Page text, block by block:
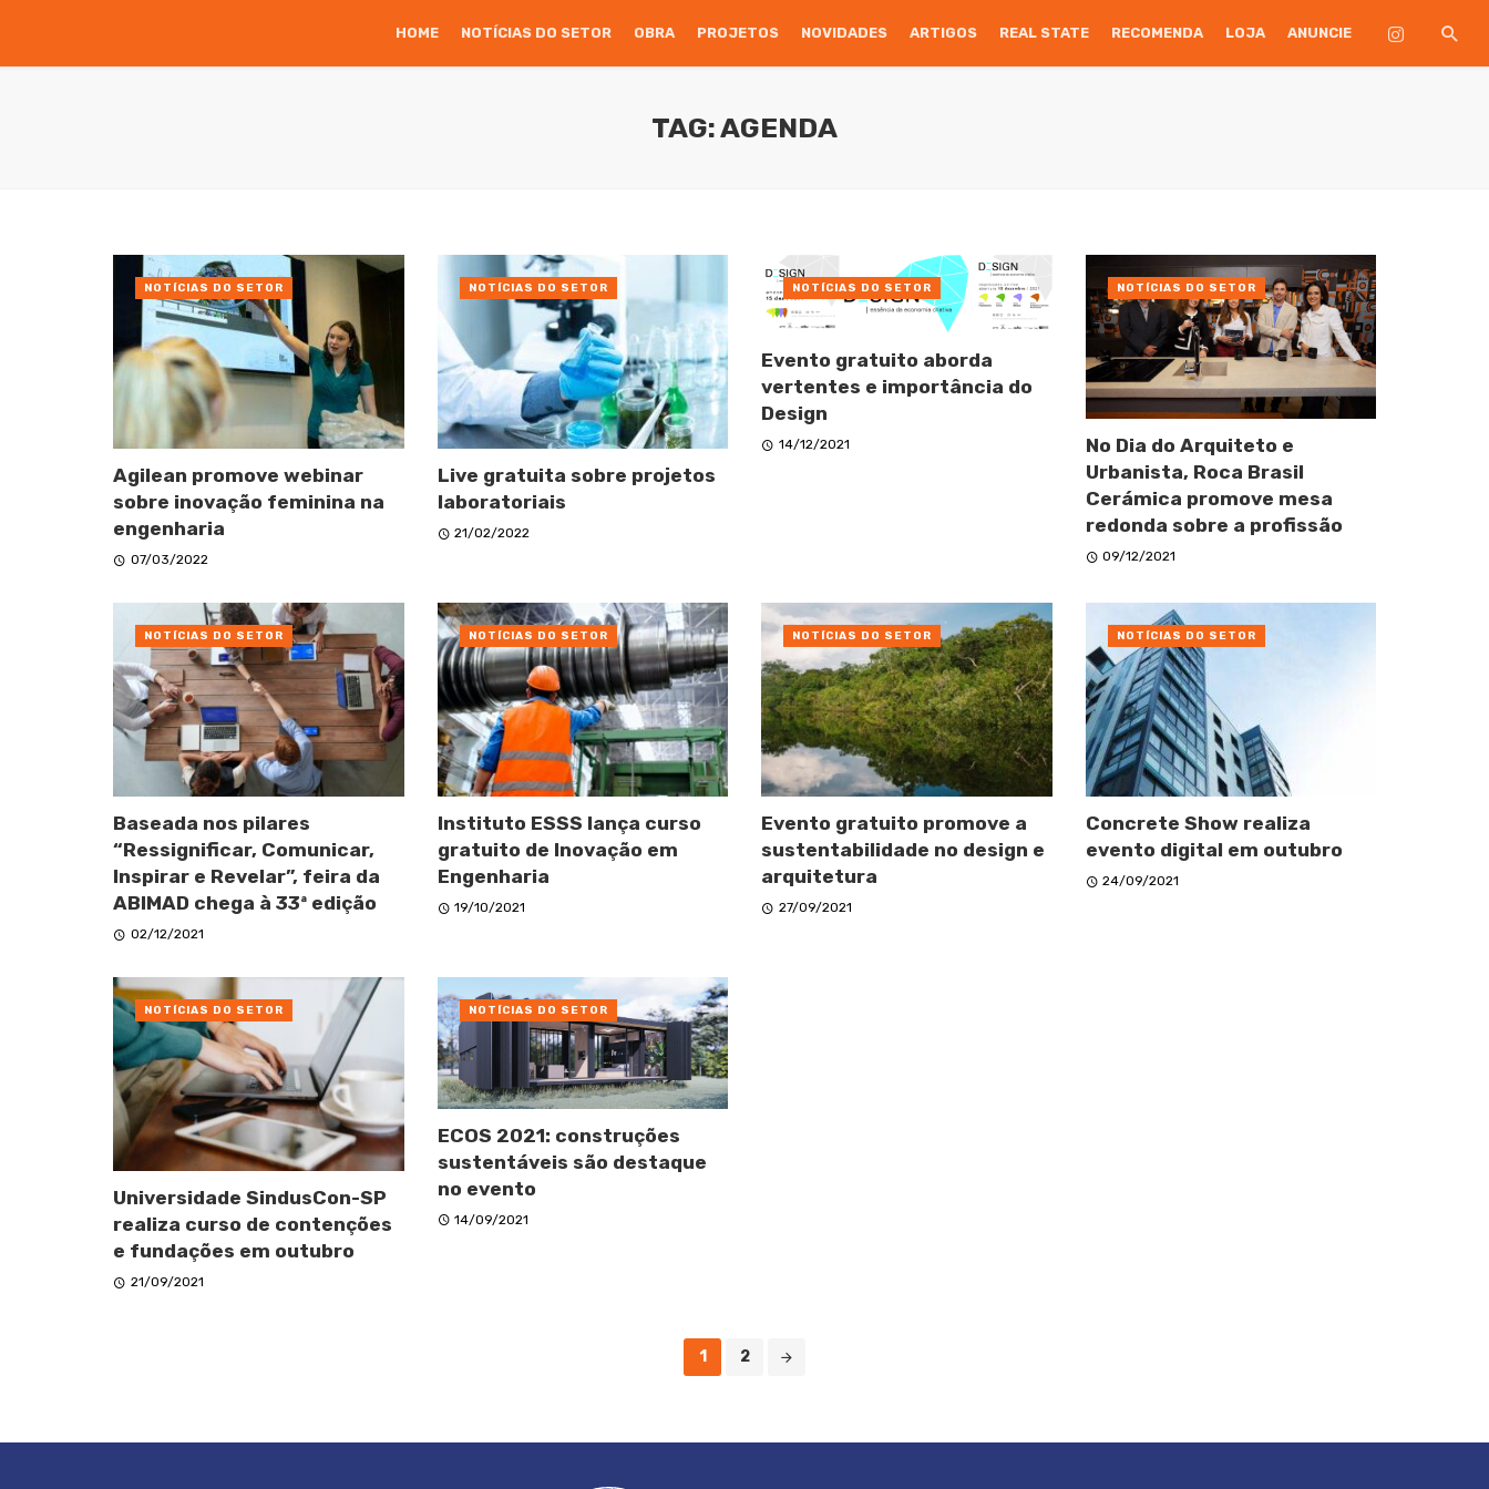
HOME NOTÍCIAS DO SETOR OBRA PROJETOS NOVIDADES ARTIGOS REAL STATE RECOMENDA LOJA ANUNCIE
TAG: AGENDA
Agilean promove webinar
sobre inovação feminina na
engenharia
07/03/2022
NOTÍCIAS DO SETOR
Live gratuita sobre projetos
laboratoriais
21/02/2022
NOTÍCIAS DO SETOR
Evento gratuito aborda
vertentes e importância do
Design
14/12/2021
NOTÍCIAS DO SETOR
No Dia do Arquiteto e
Urbanista, Roca Brasil
Cerámica promove mesa
redonda sobre a profissão
09/12/2021
NOTÍCIAS DO SETOR
Baseada nos pilares
“Ressignificar, Comunicar,
Inspirar e Revelar”, feira da
ABIMAD chega à 33ª edição
02/12/2021
NOTÍCIAS DO SETOR
Instituto ESSS lança curso
gratuito de Inovação em
Engenharia
19/10/2021
NOTÍCIAS DO SETOR
Evento gratuito promove a
sustentabilidade no design e
arquitetura
27/09/2021
NOTÍCIAS DO SETOR
Concrete Show realiza
evento digital em outubro
24/09/2021
NOTÍCIAS DO SETOR
Universidade SindusCon-SP
realiza curso de contenções
e fundações em outubro
21/09/2021
NOTÍCIAS DO SETOR
ECOS 2021: construções
sustentáveis são destaque
no evento
14/09/2021
NOTÍCIAS DO SETOR
1 2